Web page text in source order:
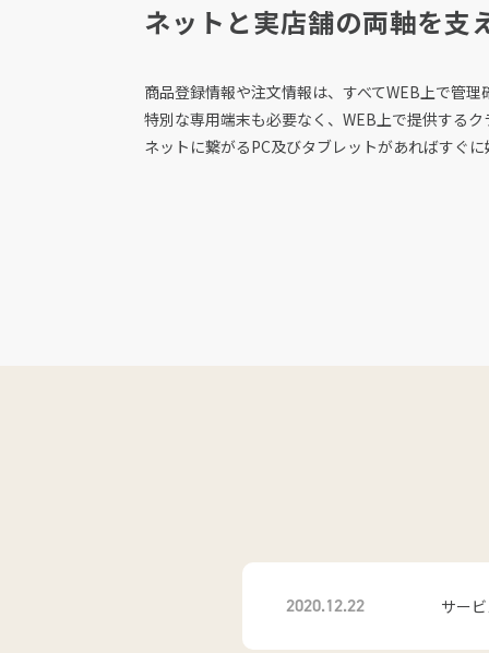
ネットと実店舗の両軸を支
商品登録情報や注文情報は、すべてWEB上で管
特別な専用端末も必要なく、WEB上で提供する
ネットに繋がるPC及びタブレットがあればすぐ
2020.12.22 サー